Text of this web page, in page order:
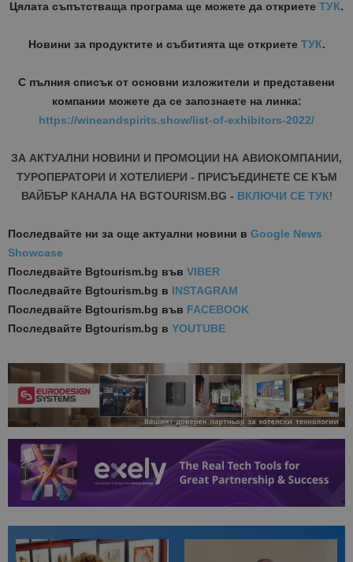
Цялата съпътстваща програма ще можете да откриете ТУК.
Новини за продуктите и събитията ще откриете ТУК.
С пълния списък от основни изложители и представени
компании можете да се запознаете на линка:
https://wineandspirits.show/list-of-exhibitors-2022/
ЗА АКТУАЛНИ НОВИНИ И ПРОМОЦИИ НА АВИОКОМПАНИИ,
ТУРОПЕРАТОРИ И ХОТЕЛИЕРИ - ПРИСЪЕДИНЕТЕ СЕ КЪМ
ВАЙБЪР КАНАЛА НА BGTOURISM.BG - ВКЛЮЧИ СЕ ТУК!
Последвайте ни за още актуални новини в Google News
Showcase
Последвайте Bgtourism.bg във VIBER
Последвайте Bgtourism.bg в INSTAGRAM
Последвайте Bgtourism.bg във FACEBOOK
Последвайте Bgtourism.bg в YOUTUBE